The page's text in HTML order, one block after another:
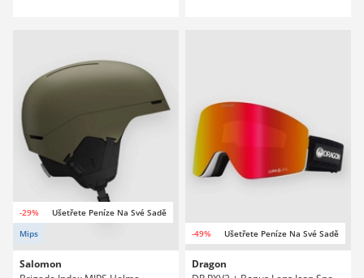
-29%
Ušetřete Peníze Na Své Sadě
Mips
Salomon
-49% Ušetřete Peníze Na Své Sadě
Dragon